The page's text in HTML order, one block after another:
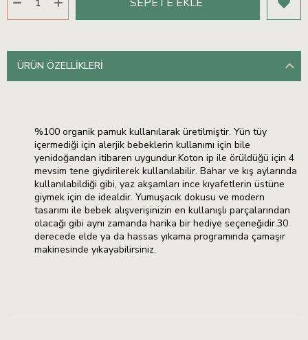
ÜRÜN ÖZELLIKLERI
%100 organik pamuk kullanılarak üretilmiştir. Yün tüy
içermediği için alerjik bebeklerin kullanımı için bile
yenidoğandan itibaren uygundur.Koton ip ile örüldüğü için 4
mevsim tene giydirilerek kullanılabilir. Bahar ve kış aylarında
kullanılabildiği gibi, yaz akşamları ince kıyafetlerin üstüne
giymek için de idealdir. Yumuşacık dokusu ve modern
tasarımı ile bebek alışverişinizin en kullanışlı parçalarından
olacağı gibi aynı zamanda harika bir hediye seçeneğidir.30
derecede elde ya da hassas yıkama programında çamaşır
makinesinde yıkayabilirsiniz.